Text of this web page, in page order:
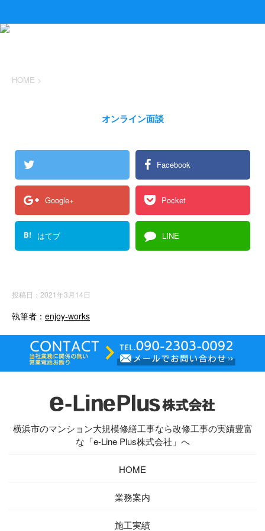
HOME >
オンライン面談
Facebook
Google+ Pocket
B! はてブ LINE
投稿日：2021年3月14日
執筆者： enjoy-works
横浜市のマンション大規模修繕工事なら改修工事の実績豊富
な「e-Line Plus株式会社」へ
HOME
業務案内
施工実績